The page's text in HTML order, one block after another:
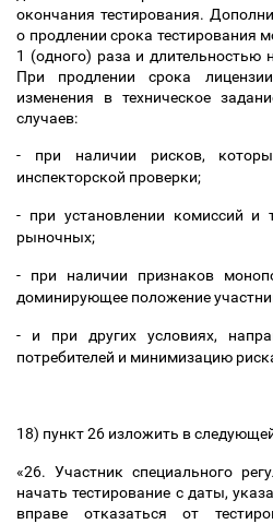
окончания тестирования.
о продлении срока тестирования
1 (одного) раза и длительностью
При продлении срока
изменения в техническое
случаев:
- при наличии рисков,
инспекторской проверки;
- при установлении комиссий
рыночных;
- при наличии признаков
доминирующее положение
- и при других условиях,
потребителей и минимизацию
18) пункт 26 изложить в
«26. Участник специального
начать тестирование с даты,
вправе отказаться от